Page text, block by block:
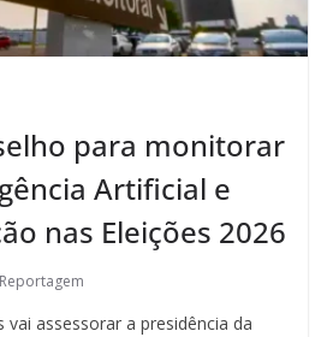
para monitorar
Artificial e
nas Eleições 2026
Reportagem
vai assessorar a presidência da